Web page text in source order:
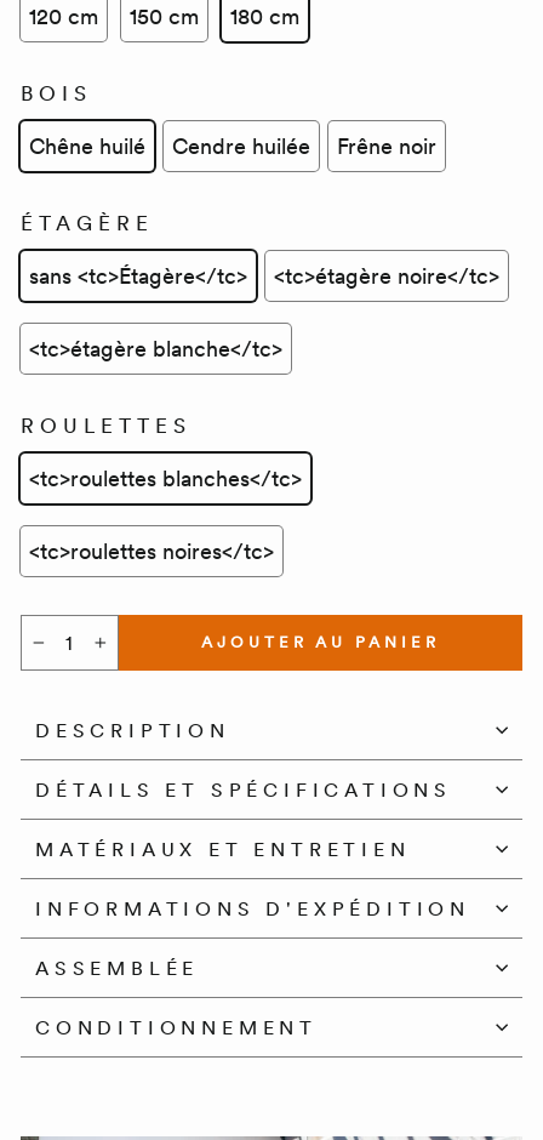
120 cm 150 cm 180 cm
BOIS
Chêne huilé Cendre huilée Frêne noir
ÉTAGÈRE
sans <tc>Étagère</tc> <tc>étagère noire</tc>
<tc>étagère blanche</tc>
ROULETTES
<tc>roulettes blanches</tc>
<tc>roulettes noires</tc>
+
AJOUTER AU PANIER
DESCRIPTION
DÉTAILS ET SPÉCIFICATIONS
MATÉRIAUX ET ENTRETIEN
INFORMATIONS D'EXPÉDITION
ASSEMBLÉE
CONDITIONNEMENT